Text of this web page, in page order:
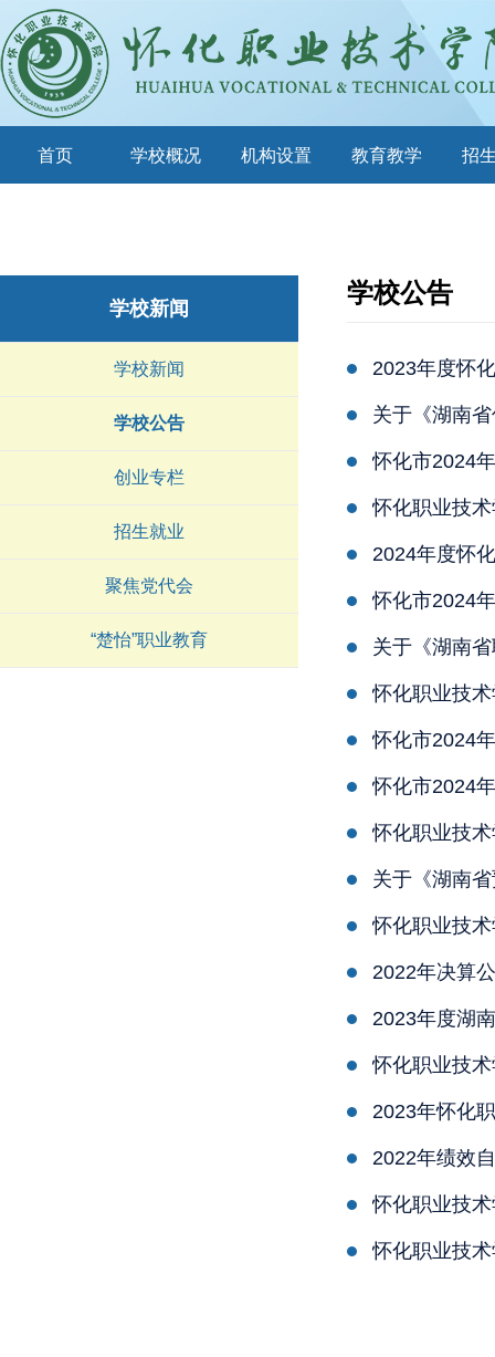
首页 学校概况 机构设置 教育教学 招
学校新闻
学校新闻
学校公告
创业专栏
招生就业
聚焦党代会
“楚怡”职业教育
学校公告
2023年度怀
关于《湖南
怀化市2024
怀化职业技
2024年度怀
怀化市2024
关于《湖南
怀化职业技
怀化市2024
怀化市2024
怀化职业技
关于《湖南
怀化职业技
2022年决算
2023年度湖
怀化职业技
2023年怀化
2022年绩效
怀化职业技
怀化职业技